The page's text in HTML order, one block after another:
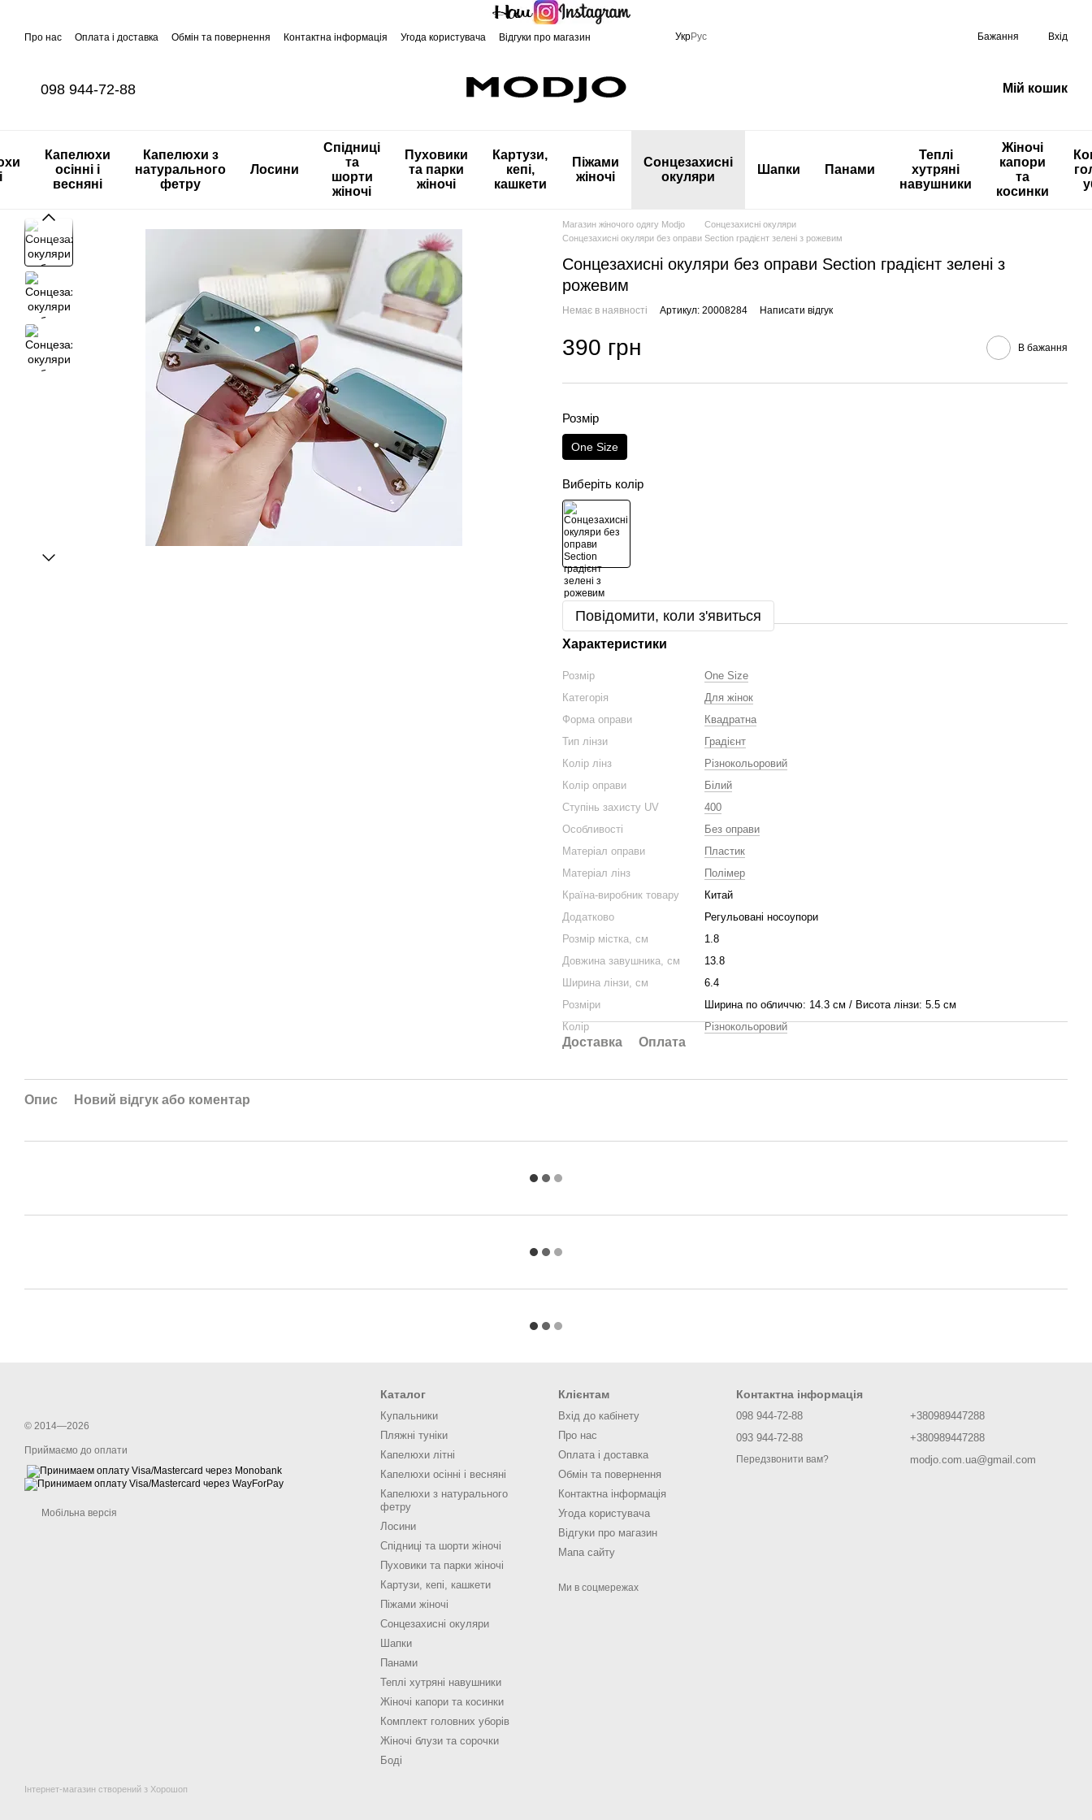
Про нас Оплата і доставка Обмін та повернення Контактна інформація Угода користувача Відгуки про магазин УкрРус Бажання Вхід
098 944-72-88 Мій кошик
Капелюхи
осінні і
весняні
Капелюхи з
натурального
фетру
Лосини
Спідниці
та
шорти
жіночі
Пуховики
та парки
жіночі
Картузи,
кепі,
кашкети
Піжами
жіночі
Сонцезахисні
окуляри
Шапки Панами
Теплі
хутряні
навушники
Жіночі
капори
та
косинки
Магазин жіночого одягу Modjo
Сонцезахисні окуляри
Сонцезахисні окуляри без оправи Section градієнт зелені з рожевим
Сонцезахисні окуляри без оправи Section градієнт зелені з
рожевим
Немає в наявності Артикул: 20008284 Написати відгук
390 грн В бажання
Розмір
One Size
Виберіть колір
Повідомити, коли з'явиться
Характеристики
Розмір
One Size
Категорія
Для жінок
Форма оправи
Квадратна
Тип лінзи
Градієнт
Колір лінз
Різнокольоровий
Колір оправи
Білий
Ступінь захисту UV
400
Особливості
Без оправи
Матеріал оправи
Пластик
Матеріал лінз
Полімер
Країна-виробник товару
Китай
Додатково
Регульовані носоупори
Розмір містка, см
1.8
Довжина завушника, см
13.8
Ширина лінзи, см
6.4
Розміри
Ширина по обличчю: 14.3 см / Висота лінзи: 5.5 см
Колір
Різнокольоровий
Доставка Оплата
Опис Новий відгук або коментар
© 2014—2026
Приймаємо до оплати
Мобільна версія
Інтернет-магазин створений з Хорошоп
Каталог
Купальники
Пляжні туніки
Капелюхи літні
Капелюхи осінні і весняні
Капелюхи з натурального
фетру
Лосини
Спідниці та шорти жіночі
Пуховики та парки жіночі
Картузи, кепі, кашкети
Піжами жіночі
Сонцезахисні окуляри
Шапки
Панами
Теплі хутряні навушники
Жіночі капори та косинки
Комплект головних уборів
Жіночі блузи та сорочки
Боді
Клієнтам
Вхід до кабінету
Про нас
Оплата і доставка
Обмін та повернення
Контактна інформація
Угода користувача
Відгуки про магазин
Мапа сайту
Ми в соцмережах
Контактна інформація
098 944-72-88
093 944-72-88
Передзвонити вам?
+380989447288
+380989447288
modjo.com.ua@gmail.com